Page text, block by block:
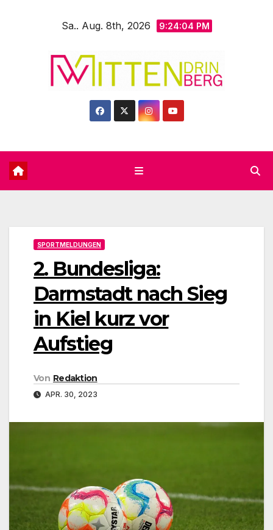
Sa.. Aug. 8th, 2026 9:24:05 PM
SPORTMELDUNGEN
2. Bundesliga:
Darmstadt nach Sieg
in Kiel kurz vor
Aufstieg
Von Redaktion
APR. 30, 2023